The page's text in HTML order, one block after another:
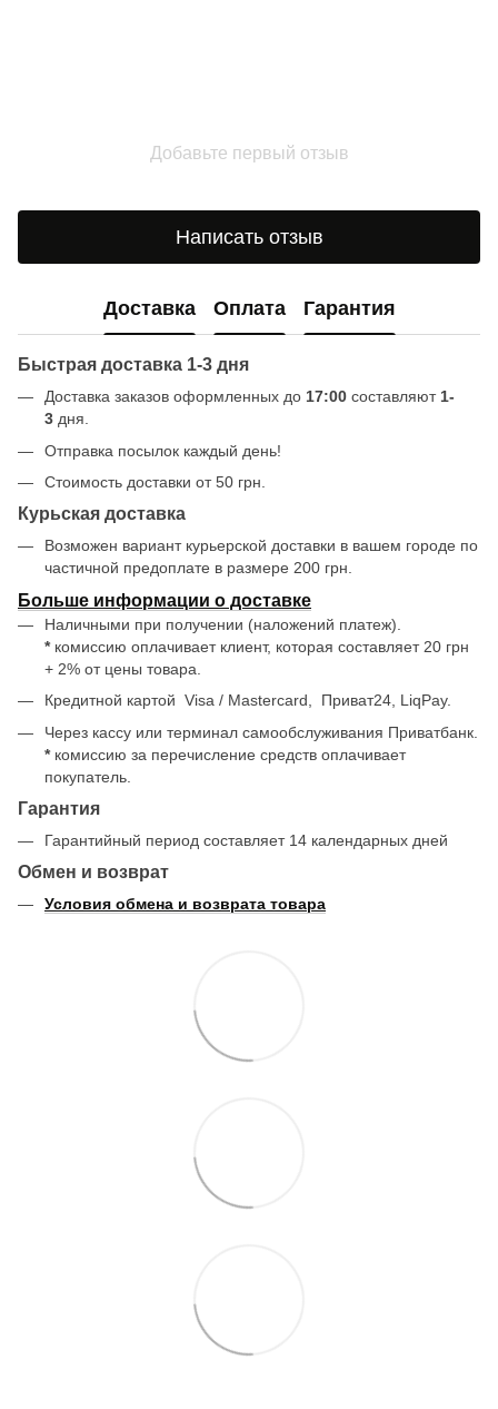
Добавьте первый отзыв
Написать отзыв
Доставка Оплата Гарантия
Быстрая доставка 1-3 дня
Доставка заказов оформленных до 17:00 составляют1-
3 дня.
Отправка посылок каждый день!
Стоимость доставки от 50 грн.
Курьская доставка
Возможен вариант курьерской доставки в вашем городе по
частичной предоплате в размере 200 грн.
Больше информации о доставке
Наличными при получении (наложений платеж).
* комиссию оплачивает клиент, которая составляет 20 грн
+ 2% от цены товара.
Кредитной картой Visa / Mastercard, Приват24, LiqPay.
Через кассу или терминал самообслуживания Приватбанк.
* комиссию за перечисление средств оплачивает
покупатель.
Гарантия
Гарантийный период составляет 14 календарных дней
Обмен и возврат
Условия обмена и возврата товара